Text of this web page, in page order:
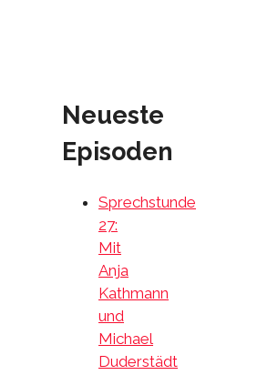
Neueste
Episoden
Sprechstunde
27:
Mit
Anja
Kathmann
und
Michael
Duderstädt